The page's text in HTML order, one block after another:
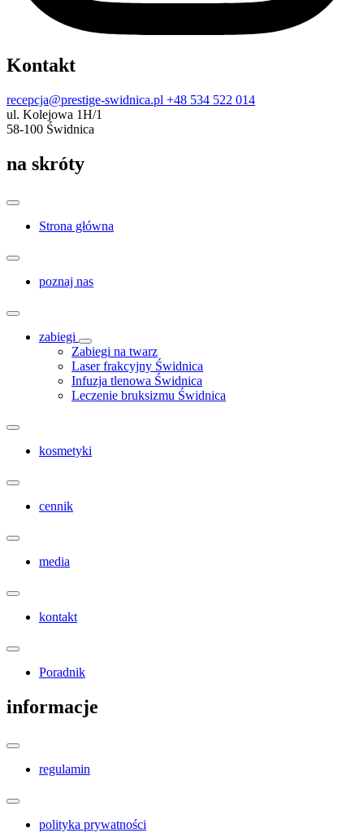
Kontakt
recepcja@prestige-swidnica.pl +48 534 522 014
ul. Kolejowa 1H/1
58-100 Świdnica
na skróty
Strona główna
poznaj nas
zabiegi
Zabiegi na twarz
Laser frakcyjny Świdnica
Infuzja tlenowa Świdnica
Leczenie bruksizmu Świdnica
kosmetyki
cennik
media
kontakt
Poradnik
informacje
regulamin
polityka prywatności